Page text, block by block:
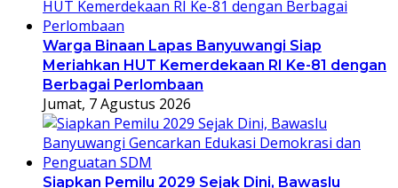
Warga Binaan Lapas Banyuwangi Siap
Meriahkan HUT Kemerdekaan RI Ke-81 dengan
Berbagai Perlombaan
Jumat, 7 Agustus 2026
Siapkan Pemilu 2029 Sejak Dini, Bawaslu